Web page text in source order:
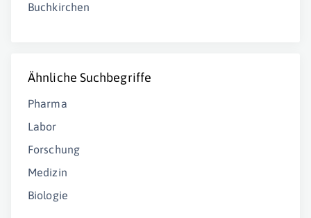
Buchkirchen
Ähnliche Suchbegriffe
Pharma
Labor
Forschung
Medizin
Biologie